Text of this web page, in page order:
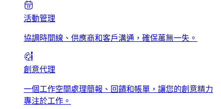
活動管理
協調時間線、供應商和客戶溝通，確保萬無一失。
創意代理
一個工作空間處理簡報、回饋和帳單，讓您的創意精力
專注於工作。